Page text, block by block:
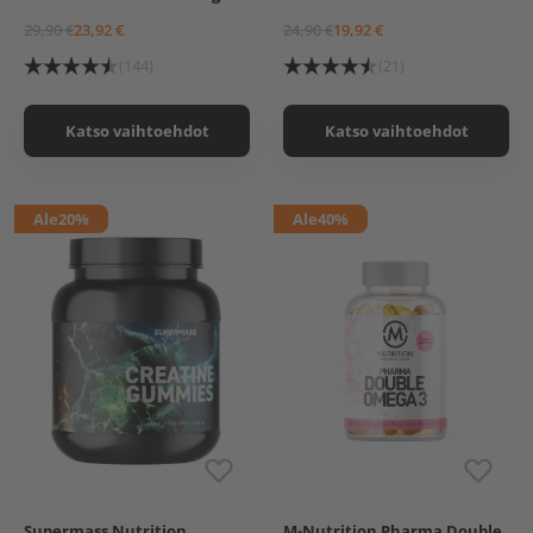
Lime-Salty Liquorice
Metsävadelma
29,90 €23,92 €
(144)
Katso vaihtoehdot
24,90 €19,92 €
(21)
Katso vaihtoehdot
Ale20% Ale40%